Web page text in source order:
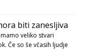
biti zanesljiva
veliko stvari
Če so še včasih ljudje